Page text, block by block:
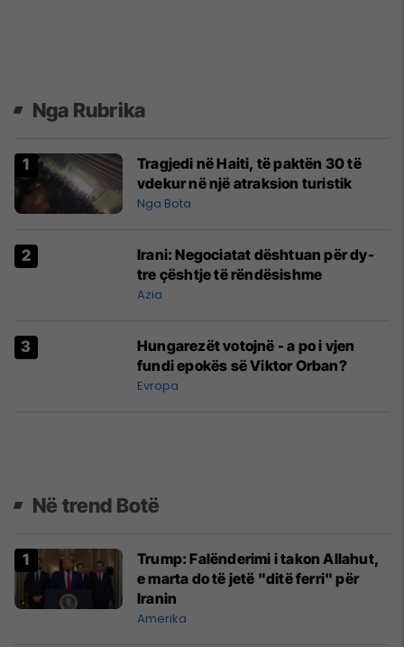
Nga Rubrika
Tragjedi në Haiti, të paktën 30 të
vdekur në një atraksion turistik
Nga Bota
Irani: Negociatat dështuan për dy-
tre çështje të rëndësishme
Azia
Hungarezët votojnë - a po i vjen
fundi epokës së Viktor Orban?
Evropa
Në trend Botë
Trump: Falënderimi i takon Allahut,
e marta do të jetë "ditë ferri" për
Iranin
Amerika